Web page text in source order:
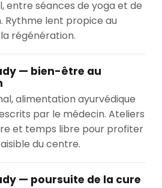
entre séances de yoga et de
Rythme lent propice au
régénération.
— bien-être au
alimentation ayurvédique
par le médecin. Ateliers
et temps libre pour profiter
du centre.
— poursuite de la cure